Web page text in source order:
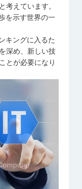
考えています。
を示す世界の一
キングに入るた
深め、新しい技
とが必要になり